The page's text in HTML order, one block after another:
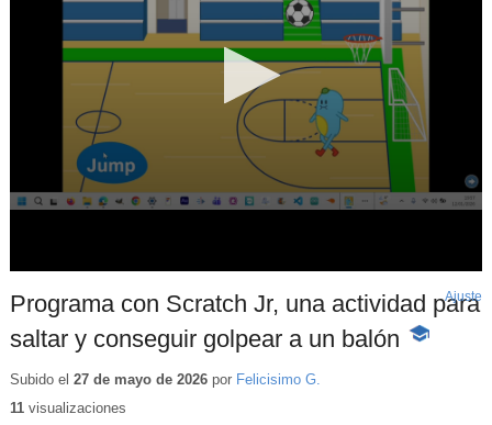
Programa con Scratch Jr, una actividad para
saltar y conseguir golpear a un balón
-
Ajuste
Subido el 27 de mayo de 2026por Felicisimo G.
11visualizaciones